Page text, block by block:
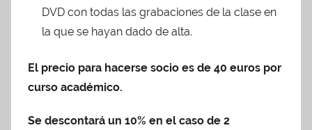
DVD con todas las grabaciones de la clase en
la que se hayan dado de alta.
El precio para hacerse socio es de 40 euros por
curso académico.
Se descontará un 10% en el caso de 2